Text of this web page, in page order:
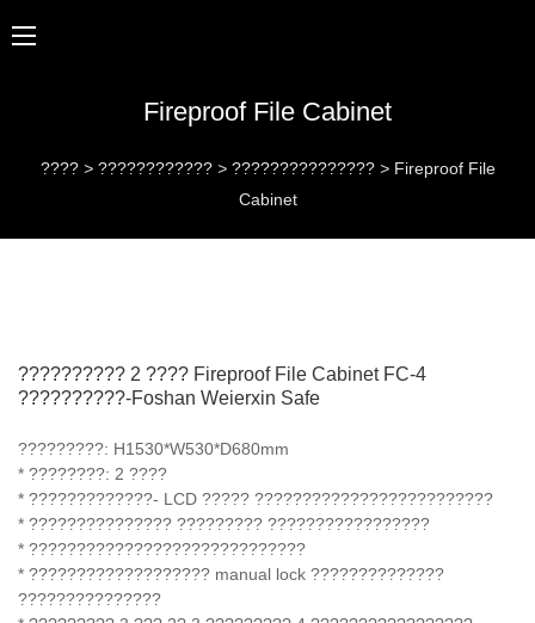
Fireproof File Cabinet
???? > ???????????? > ??????????????? > Fireproof File
Cabinet
?????????? 2 ???? Fireproof File Cabinet FC-4
??????????-Foshan Weierxin Safe
?????????: H1530*W530*D680mm
* ????????: 2 ????
* ?????????????- LCD ????? ?????????????????????????
* ??????????????? ????????? ?????????????????
* ?????????????????????????????
* ??????????????????? manual lock ??????????????
???????????????